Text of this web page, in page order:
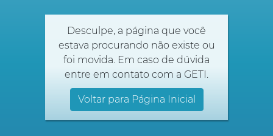
Desculpe, a página que você
estava procurando não existe ou
foi movida. Em caso de dúvida
entre em contato com a GETI.
Voltar para Página Inicial